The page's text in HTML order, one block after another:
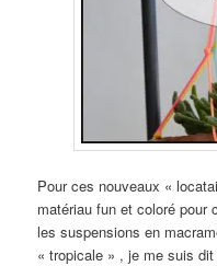
Pour ces nouveaux «
matériau fun et coloré pour
les suspensions en
« tropicale » , je me suis